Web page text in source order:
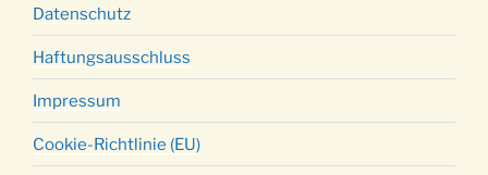
Datenschutz
Haftungsausschluss
Impressum
Cookie-Richtlinie (EU)